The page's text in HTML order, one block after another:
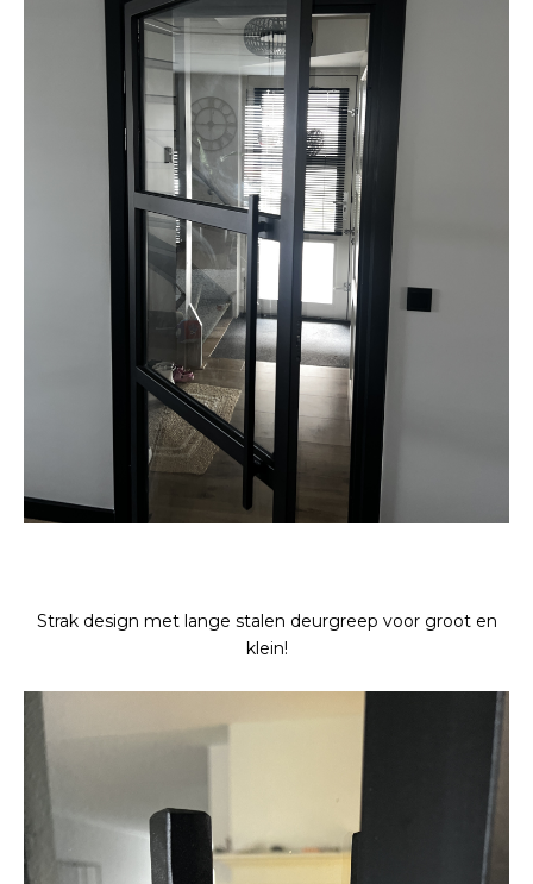
Strak design met lange stalen deurgreep voor groot en
klein!